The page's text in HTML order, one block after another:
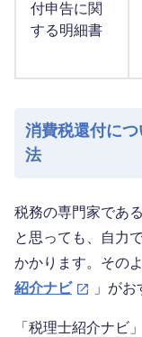
付申告に関
する明細書
消費税還付に
法
税務の専門家であ
と思っても、自力
かかります。その
紹介ナビ
」がお
「税理士紹介ナビ